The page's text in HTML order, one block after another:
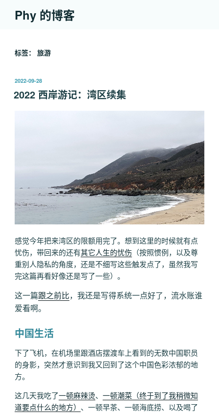
Phy 的博客
标签： 旅游
发
于
2022-09-28
2022 西岸游记：湾区续集
感觉今年把来湾区的限额用完了。想到这里的时候就有点
忧伤，带回来的还有其它人生的忧伤 （按照惯例，以及尊
重别人隐私的角度，还是不细写这些触发点了，虽然我写
完这篇再看好像还是写了一些）。
这一篇跟之前比，我还是写得系统一点好了，流水账谁
爱看啊。
中国生活
下了飞机，在机场里跟酒店摆渡车上看到的无数中国职员
的身影，突然才意识到我又回到了这个中国色彩浓郁的地
方。
这几天我吃了一顿麻辣烫、 一顿潮菜（终于到了我稍微知
道要点什么的地方） 、一顿早茶、一顿海底捞、以及喝了